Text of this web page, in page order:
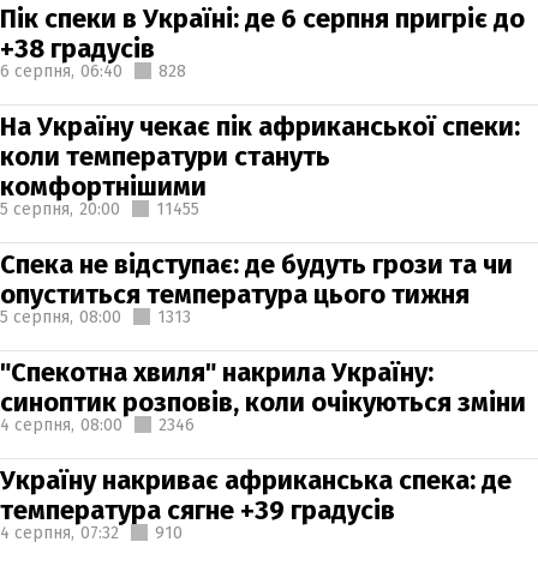
Пік спеки в Україні: де 6 серпня пригріє до
+38 градусів
6 серпня, 06:40 828
На Україну чекає пік африканської спеки:
коли температури стануть
комфортнішими
5 серпня, 20:00 11455
Спека не відступає: де будуть грози та чи
опуститься температура цього тижня
5 серпня, 08:00 1313
"Спекотна хвиля" накрила Україну:
синоптик розповів, коли очікуються зміни
4 серпня, 08:00 2346
Україну накриває африканська спека: де
температура сягне +39 градусів
4 серпня, 07:32 910